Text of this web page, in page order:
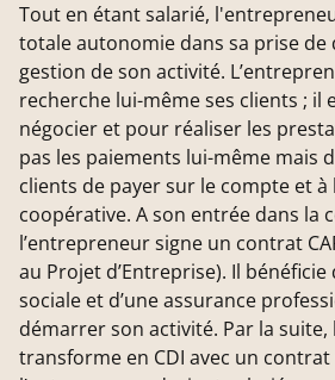
Tout en étant salarié,
totale autonomie dans sa prise de
gestion de son activité.
recherche lui-même ses clients ;
négocier et pour réaliser les
pas les paiements lui-même mais
clients de payer sur le compte et à
coopérative. A son entrée dans la
l’entrepreneur signe un contrat
au Projet d’Entreprise). Il
sociale et d’une assurance
démarrer son activité. Par la suite,
transforme en CDI avec un contrat